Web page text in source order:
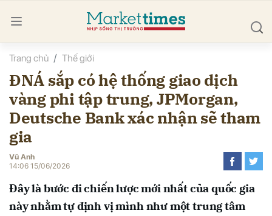
Trang chủ Thế giới
ĐNÁ sắp có hệ thống giao dịch
vàng phi tập trung, JPMorgan,
Deutsche Bank xác nhận sẽ tham
gia
Vũ Anh
14:06 15/06/2026
Đây là bước đi chiến lược mới nhất của quốc gia
này nhằm tự định vị mình như một trung tâm
luận